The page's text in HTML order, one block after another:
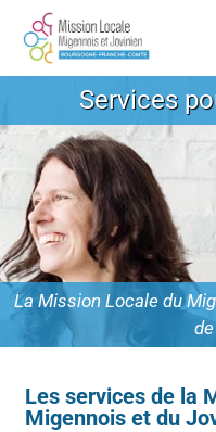
Services
La Mission Locale du
Les services de la
Migennois et du